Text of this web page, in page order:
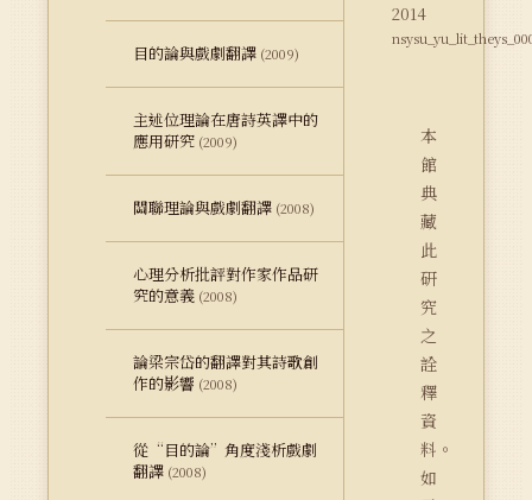
目的論與戲劇翻譯 (2009)
主述位理論在唐詩英譯中的
應用研究 (2009)
關聯理論與戲劇翻譯 (2008)
心理分析批評對作家作品研
究的意義 (2008)
論梁宗岱的翻譯對其詩歌創
作的影響 (2008)
從“目的論”角度淺析戲劇
翻譯 (2008)
2014
本
館
典
藏
此
研
究
之
詮
釋
資
料。
如